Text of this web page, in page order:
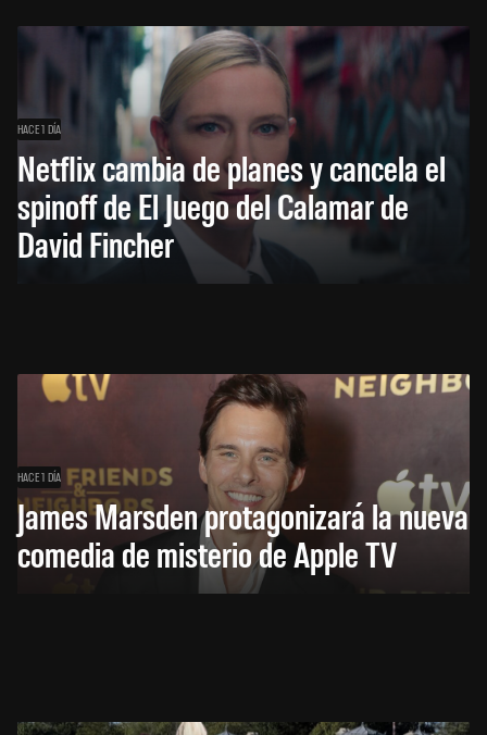
HACE 1 DÍA
Netflix cambia de planes y cancela el
spinoff de El Juego del Calamar de
David Fincher
HACE 1 DÍA
James Marsden protagonizará la nueva
comedia de misterio de Apple TV